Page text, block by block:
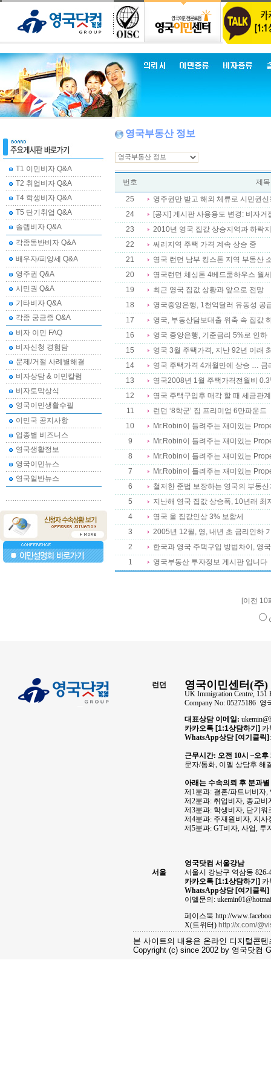
T1 이민비자 Q&A
T2 취업비자 Q&A
T4 학생비자 Q&A
T5 단기취업 Q&A
솔렙비자 Q&A
각종동반비자 Q&A
배우자/피앙세 Q&A
영주권 Q&A
시민권 Q&A
기타비자 Q&A
각종 궁금증 Q&A
비자 이민 FAQ
비자신청 경험담
문제/거절 사례별해결
비자상담 & 이민칼럼
비자토막상식
영국이민생활수필
이민국 공지사항
업종별 비즈니스
영국생활정보
영국이민뉴스
영국일반뉴스
영국부동산 정보
번호
제목
25
영주권만 받고 해외 체류로 시민권
24
[공지] 게시판 사용용도 변경: 비자거
23
2010년 영국 집값 상승지역과 하락
22
써리지역 주택 가격 계속 상승 중
21
영국 런던 남부 킹스톤 지역 부동산
20
영국런던 체싱톤 4베드룸하우스 월세
19
최근 영국 집값 상황과 앞으로 전망
18
영국중앙은행, 1천억달러 유동성 공
17
영국, 부동산담보대출 위축 속 집값
16
영국 중앙은행, 기준금리 5%로 인하
15
영국 3월 주택가격, 지난 92년 이래
14
영국 주택가격 4개월만에 상승 … 금
13
영국2008년 1월 주택가격전월비
12
영국 주택구입후 매각 할 때 세금관계
11
런던 ‘8학군’ 집 프리미엄 6만파운드
10
Mr.Robin이 들려주는 재미있는
9
Mr.Robin이 들려주는 재미있는
8
Mr.Robin이 들려주는 재미있는
7
Mr.Robin이 들려주는 재미있는
6
철저한 준법 보장하는 영국의 부동
5
지난해 영국 집값 상승폭, 10년래 최
4
영국 올 집값인상 3% 보합세
3
2005년 12월, 영, 내년 초 금리인하
2
한국과 영국 주택구입 방법차이, 영
1
영국부동산 투자정보 게시판 입니다
[이전
런던 영국이민센터(주
UK Immigration Centre,
Company No: 05275186
대표상담 이메일:
카카오톡 [1:1상담하기] 카
WhatsApp상담 [여기클릭]
근무시간: 오전 10시 ~오
문자/통화, 이멜 상담후 해
아래는 수속의뢰 후 분과
제1분과: 결혼/파트너비자,
제2분과: 취업비자, 종교비
제3분과: 학생비자, 단기워
제4분과: 주재원비자, 지
제5분과: GT비자, 사업, 투
서울
영국닷컴 서울강남
서울시 강남구 역삼동
카카오톡 [1:1상담하기] 카
WhatsApp상담 [여기클릭]
이멜문의:
페이스북 http://
X(트위터) http://x.com/
본 사이트의 내용은 온라인 디지털콘
Copyright (c) since 2002 by 영국닷컴